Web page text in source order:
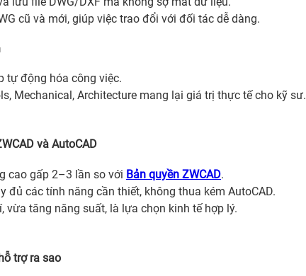
cũ và mới, giúp việc trao đổi với đối tác dễ dàng.
tự động hóa công việc.
Mechanical, Architecture mang lại giá trị thực tế cho kỹ sư.
và AutoCAD
cao gấp 2–3 lần so với Bản quyền ZWCAD.
đủ các tính năng cần thiết, không thua kém AutoCAD.
vừa tăng năng suất, là lựa chọn kinh tế hợp lý.
trợ ra sao